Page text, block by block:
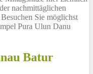
nachmittäglichen
Sie möglichst
Pura Ulun Danu
Batur